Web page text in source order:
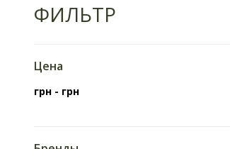
ФИЛЬТР
Цена
грн - грн